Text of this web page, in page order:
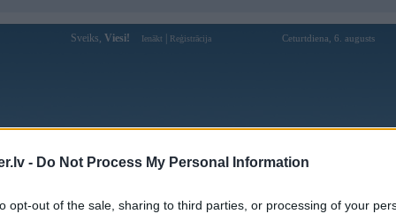
- Do Not Process My Personal Information
opt-out of the sale, sharing to third parties, or processing of your
Sveiks, Viesi! Ienākt Reģistrācija Ceturtdiena, 6. augusts
Forums Galerijas Reģistrācija Lietotāji
Lietotāja miska profils